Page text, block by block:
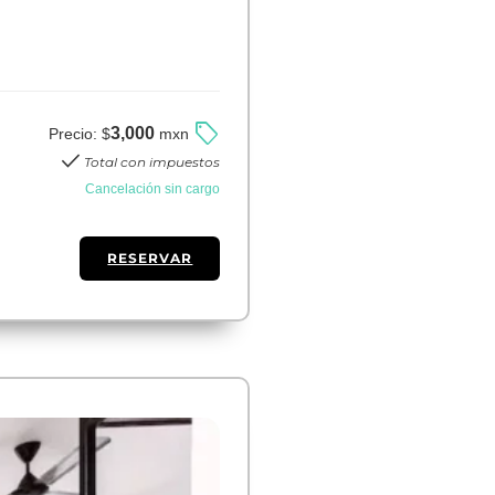
Precio: $3,000 mxn sell
check Total con impuestos
Cancelación sin cargo
RESERVAR